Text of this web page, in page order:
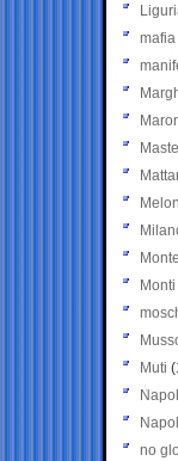
mafia
Monti
Muti
no